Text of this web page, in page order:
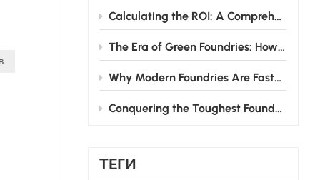
Calculating the ROI: A Comprehensive Guide to Investing in Grinding Robots for Foundries
The Era of Green Foundries: How Grinding Robots Cut Energy & Consumable Costs
Why Modern Foundries Are Fast-Tracking the Shift from Manual to Robotic Grinding
Conquering the Toughest Foundry Challenge: Why Automated Grinding is the Future
ТЕГИ